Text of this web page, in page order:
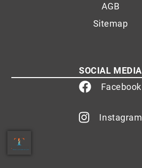
AGB
Sitemap
SOCIAL MEDIA
Facebook
Instagram